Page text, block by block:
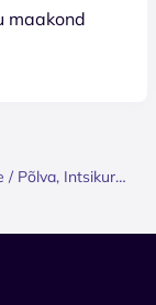
maakond
Eesti tsirkus. Reis tähtede juurde / Põlva, Intsikurmu laululava parklas